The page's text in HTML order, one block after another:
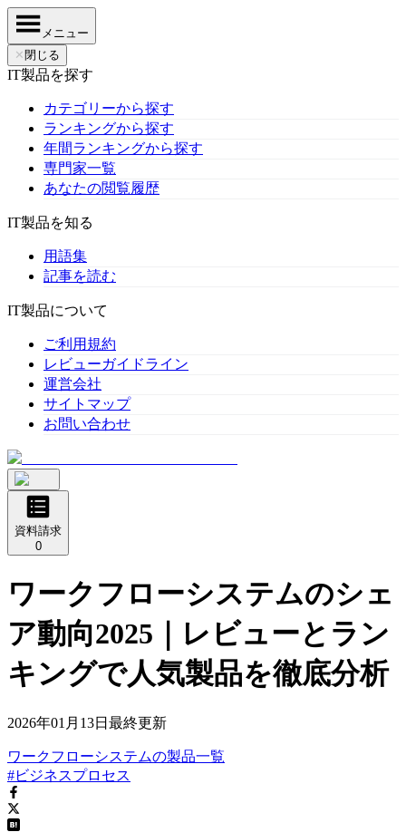
メニュー
✕ 閉じる
IT製品を探す
カテゴリーから探す
ランキングから探す
年間ランキングから探す
専門家一覧
あなたの閲覧履歴
IT製品を知る
用語集
記事を読む
IT製品について
ご利用規約
レビューガイドライン
運営会社
サイトマップ
お問い合わせ
資料請求
0
ワークフローシステムのシェ
ア動向2025｜レビューとラン
キングで人気製品を徹底分析
2026年01月13日 最終更新
ワークフローシステムの製品一覧
#ビジネスプロセス